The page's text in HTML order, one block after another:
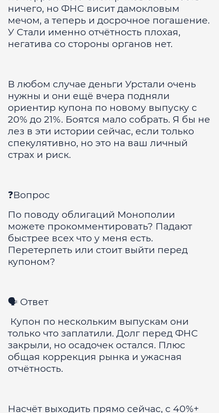
ничего, но ФНС висит дамокловым
мечом, а теперь и досрочное погашение.
У Стали именно отчётность плохая,
негатива со стороны органов нет.
В любом случае деньги Урстали очень
нужны и они ещё вчера подняли
ориентир купона по новому выпуску с
20% до 21%. Боятся мало собрать. Я бы не
лез в эти истории сейчас, если только
спекулятивно, но это на ваш личный
страх и риск.
❓Вопрос
По поводу облигаций Монополии
можете прокомментировать? Падают
быстрее всех что у меня есть.
Перетерпеть или стоит выйти перед
купоном?
🗣 Ответ
Купон по нескольким выпускам они
только что заплатили. Долг перед ФНС
закрыли, но осадочек остался. Плюс
общая коррекция рынка и ужасная
отчётность.
Насчёт выходить прямо сейчас, с 40%+